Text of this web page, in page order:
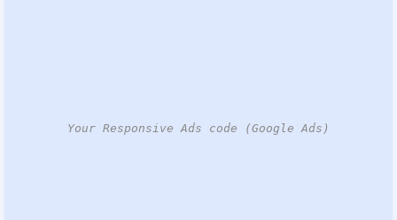
Your Responsive Ads code (Google Ads)